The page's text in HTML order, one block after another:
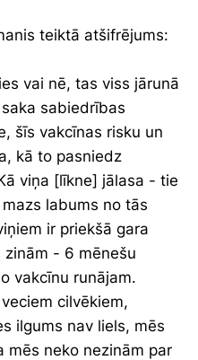
teiktā atšifrējums:
vai nē, tas viss jārunā
sabiedrības
šīs vakcīnas risku un
kā to pasniedz
viņa [līkne] jālasa - tie
labums no tās
ir priekšā gara
zinām - 6 mēnešu
vakcīnu runājam.
cilvēkiem,
ilgums nav liels, mēs
mēs neko nezinām par